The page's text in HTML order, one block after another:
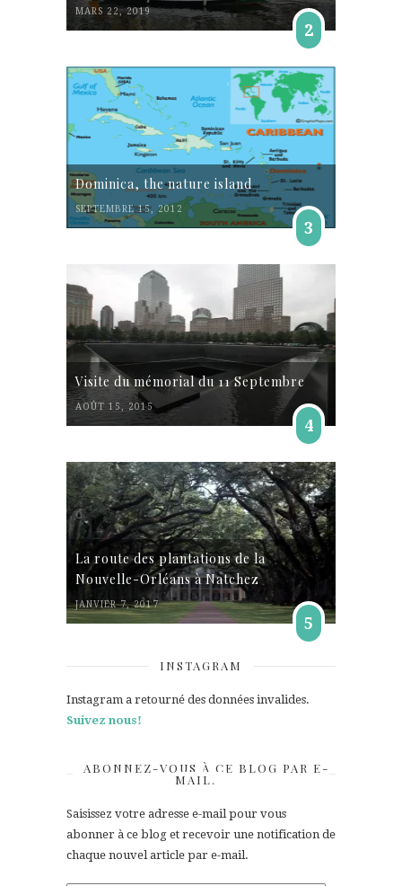
MARS 22, 2019
2
Dominica, the nature island
SEPTEMBRE 15, 2012
3
Visite du mémorial du 11 Septembre
AOÛT 15, 2015
4
La route des plantations de la
Nouvelle-Orléans à Natchez
JANVIER 7, 2017
5
INSTAGRAM
Instagram a retourné des données invalides.
Suivez nous!
ABONNEZ-VOUS À CE BLOG PAR E-
MAIL.
Saisissez votre adresse e-mail pour vous
abonner à ce blog et recevoir une notification de
chaque nouvel article par e-mail.